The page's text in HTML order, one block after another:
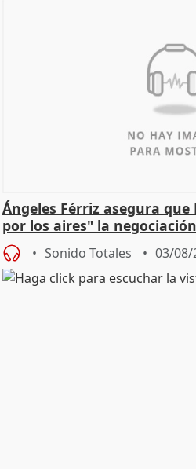
Ángeles Férriz asegura
por los aires" la
SMA
Sonido Totales 03/08/